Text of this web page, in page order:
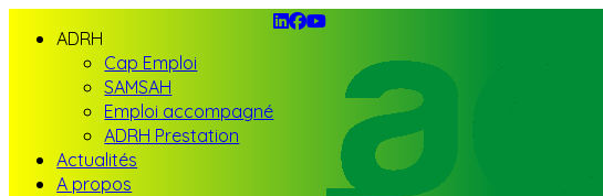
ADRH
Cap Emploi
SAMSAH
Emploi accompagné
ADRH Prestation
Actualités
A propos